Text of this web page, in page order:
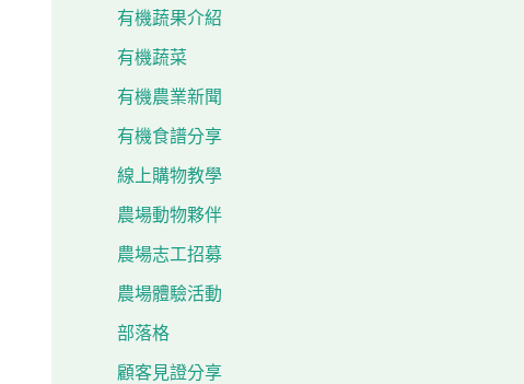
有機蔬果介紹
有機蔬菜
有機農業新聞
有機食譜分享
線上購物教學
農場動物夥伴
農場志工招募
農場體驗活動
部落格
顧客見證分享